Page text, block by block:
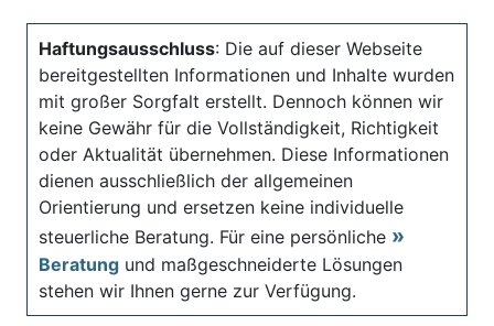
Haftungsausschluss: Die auf dieser Webseite
bereitgestellten Informationen und Inhalte wurden
mit großer Sorgfalt erstellt. Dennoch können wir
keine Gewähr für die Vollständigkeit, Richtigkeit
oder Aktualität übernehmen. Diese Informationen
dienen ausschließlich der allgemeinen
Orientierung und ersetzen keine individuelle
steuerliche Beratung. Für eine persönliche
Beratung und maßgeschneiderte Lösungen
stehen wir Ihnen gerne zur Verfügung.